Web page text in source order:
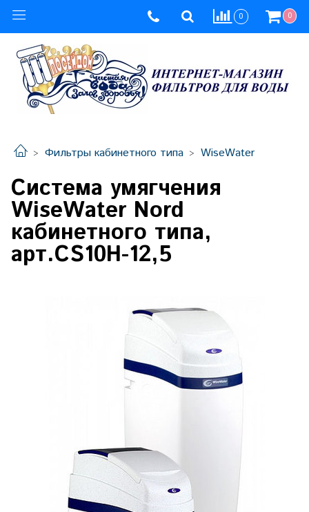
0 0
Фильтры кабинетного типа WiseWater
Система умягчения
WiseWater Nord
кабинетного типа,
арт.CS10H-12,5